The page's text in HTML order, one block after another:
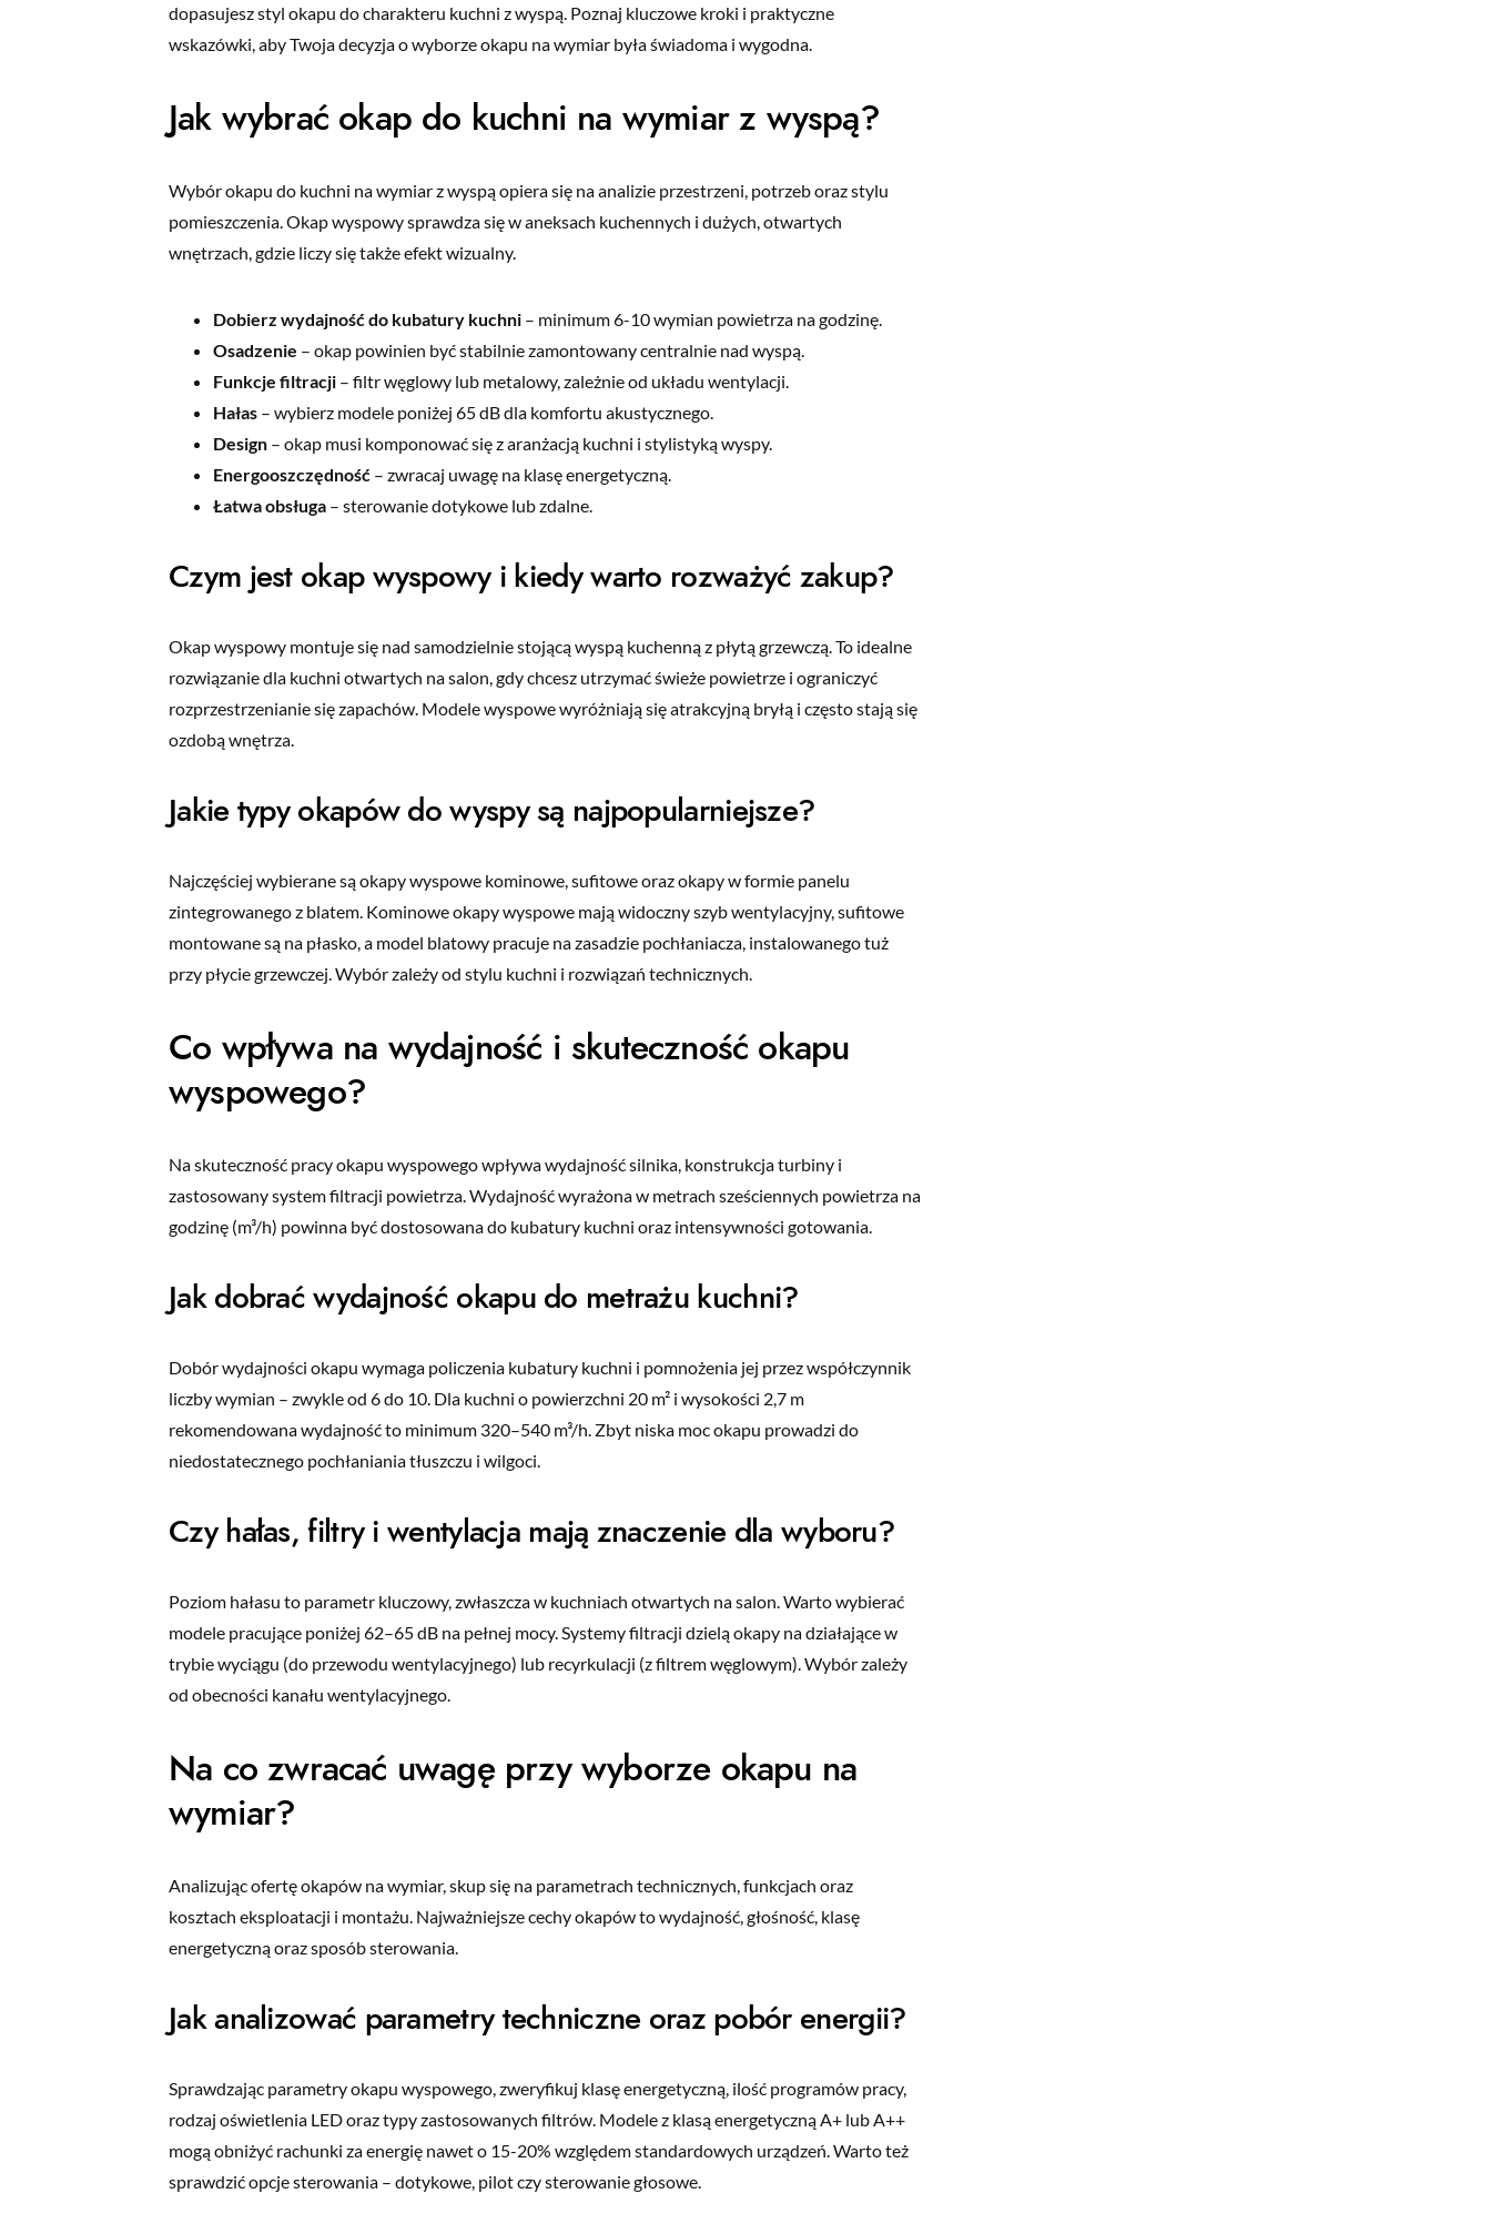
dopasujesz styl okapu do charakteru kuchni z wyspą. Poznaj kluczowe kroki i praktyczne
wskazówki, aby Twoja decyzja o wyborze okapu na wymiar była świadoma i wygodna.
Jak wybrać okap do kuchni na wymiar z wyspą?
Wybór okapu do kuchni na wymiar z wyspą opiera się na analizie przestrzeni, potrzeb oraz stylu
pomieszczenia. Okap wyspowy sprawdza się w aneksach kuchennych i dużych, otwartych
wnętrzach, gdzie liczy się także efekt wizualny.
Dobierz wydajność do kubatury kuchni – minimum 6-10 wymian powietrza na godzinę.
Osadzenie – okap powinien być stabilnie zamontowany centralnie nad wyspą.
Funkcje filtracji – filtr węglowy lub metalowy, zależnie od układu wentylacji.
Hałas – wybierz modele poniżej 65 dB dla komfortu akustycznego.
Design – okap musi komponować się z aranżacją kuchni i stylistyką wyspy.
Energooszczędność – zwracaj uwagę na klasę energetyczną.
Łatwa obsługa – sterowanie dotykowe lub zdalne.
Czym jest okap wyspowy i kiedy warto rozważyć zakup?
Okap wyspowy montuje się nad samodzielnie stojącą wyspą kuchenną z płytą grzewczą. To idealne
rozwiązanie dla kuchni otwartych na salon, gdy chcesz utrzymać świeże powietrze i ograniczyć
rozprzestrzenianie się zapachów. Modele wyspowe wyróżniają się atrakcyjną bryłą i często stają się
ozdobą wnętrza.
Jakie typy okapów do wyspy są najpopularniejsze?
Najczęściej wybierane są okapy wyspowe kominowe, sufitowe oraz okapy w formie panelu
zintegrowanego z blatem. Kominowe okapy wyspowe mają widoczny szyb wentylacyjny, sufitowe
montowane są na płasko, a model blatowy pracuje na zasadzie pochłaniacza, instalowanego tuż
przy płycie grzewczej. Wybór zależy od stylu kuchni i rozwiązań technicznych.
Co wpływa na wydajność i skuteczność okapu
wyspowego?
Na skuteczność pracy okapu wyspowego wpływa wydajność silnika, konstrukcja turbiny i
zastosowany system filtracji powietrza. Wydajność wyrażona w metrach sześciennych powietrza na
godzinę (m³/h) powinna być dostosowana do kubatury kuchni oraz intensywności gotowania.
Jak dobrać wydajność okapu do metrażu kuchni?
Dobór wydajności okapu wymaga policzenia kubatury kuchni i pomnożenia jej przez współczynnik
liczby wymian – zwykle od 6 do 10. Dla kuchni o powierzchni 20 m² i wysokości 2,7 m
rekomendowana wydajność to minimum 320–540 m³/h. Zbyt niska moc okapu prowadzi do
niedostatecznego pochłaniania tłuszczu i wilgoci.
Czy hałas, filtry i wentylacja mają znaczenie dla wyboru?
Poziom hałasu to parametr kluczowy, zwłaszcza w kuchniach otwartych na salon. Warto wybierać
modele pracujące poniżej 62–65 dB na pełnej mocy. Systemy filtracji dzielą okapy na działające w
trybie wyciągu (do przewodu wentylacyjnego) lub recyrkulacji (z filtrem węglowym). Wybór zależy
od obecności kanału wentylacyjnego.
Na co zwracać uwagę przy wyborze okapu na
wymiar?
Analizując ofertę okapów na wymiar, skup się na parametrach technicznych, funkcjach oraz
kosztach eksploatacji i montażu. Najważniejsze cechy okapów to wydajność, głośność, klasę
energetyczną oraz sposób sterowania.
Jak analizować parametry techniczne oraz pobór energii?
Sprawdzając parametry okapu wyspowego, zweryfikuj klasę energetyczną, ilość programów pracy,
rodzaj oświetlenia LED oraz typy zastosowanych filtrów. Modele z klasą energetyczną A+ lub A++
mogą obniżyć rachunki za energię nawet o 15-20% względem standardowych urządzeń. Warto też
sprawdzić opcje sterowania – dotykowe, pilot czy sterowanie głosowe.